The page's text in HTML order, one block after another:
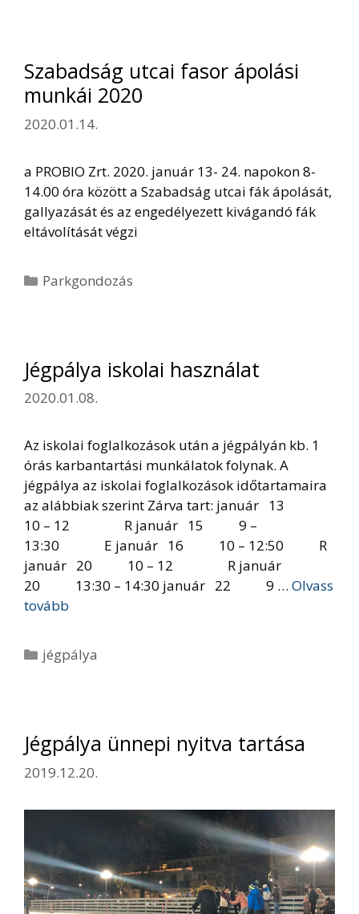
Szabadság utcai fasor ápolási
munkái 2020
2020.01.14.
a PROBIO Zrt. 2020. január 13- 24. napokon 8-
14.00 óra között a Szabadság utcai fák ápolását,
gallyazását és az engedélyezett kivágandó fák
eltávolítását végzi
Kategória
Parkgondozás
Jégpálya iskolai használat
2020.01.08.
Az iskolai foglalkozások után a jégpályán kb. 1
órás karbantartási munkálatok folynak. A
jégpálya az iskolai foglalkozások időtartamaira
az alábbiak szerint Zárva tart: január 13
10 – 12 R január 15 9 –
13:30 E január 16 10 – 12:50 R
január 20 10 – 12 R január
20 13:30 – 14:30 január 22 9 … Olvass
tovább
Kategória
jégpálya
Jégpálya ünnepi nyitva tartása
2019.12.20.